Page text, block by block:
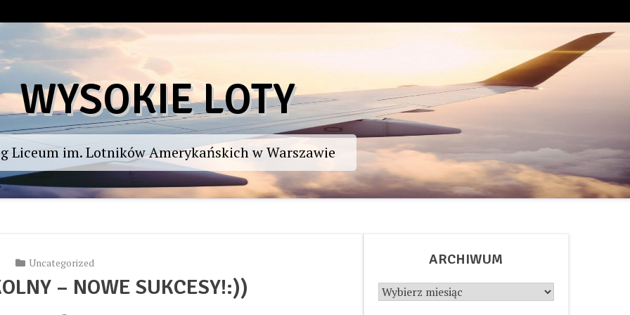
WYSOKIE LOTY
Liceum im. Lotników Amerykańskich w Warszawie
Uncategorized
– NOWE SUKCESY!:))
ARCHIWUM
Archiwum